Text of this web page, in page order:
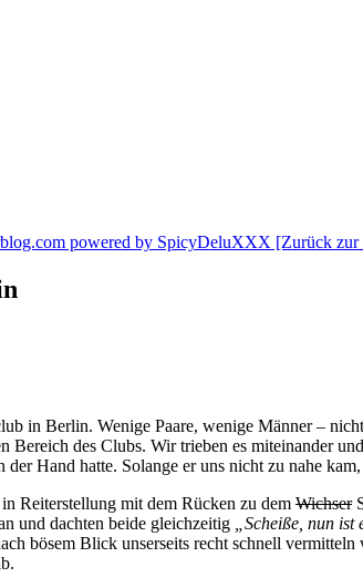
in Berlin. Wenige Paare, wenige Männer –
des Clubs. Wir trieben es miteinander
der Hand hatte. Solange er uns nicht zu nahe
Reiterstellung mit dem Rücken zu dem Wichser
und dachten beide gleichzeitig „Scheiße, nun
bösem Blick unserseits recht schnell